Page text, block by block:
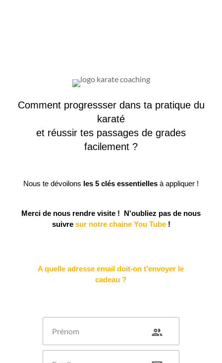
Comment progressser dans ta pratique du
karaté
et réussir tes passages de grades
facilement ?
Nous te dévoilons les 5 clés essentielles à appliquer !
Merci de nous rendre visite ! N'oubliez pas de nous
suivre sur notre chaine You Tube!
A quelle adresse email doit-on t’envoyer le
cadeau ?